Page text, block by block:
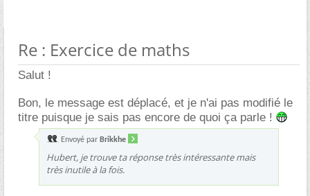
Re : Exercice de maths
Salut !
Bon, le message est déplacé, et je n'ai pas modifié le
titre puisque je sais pas encore de quoi ça parle !
Envoyé par Brikkhe
Hubert, je trouve ta réponse très intéressante mais
très inutile à la fois.